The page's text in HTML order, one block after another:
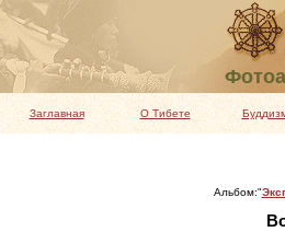
Заглавная О Тибете
Альбом:"